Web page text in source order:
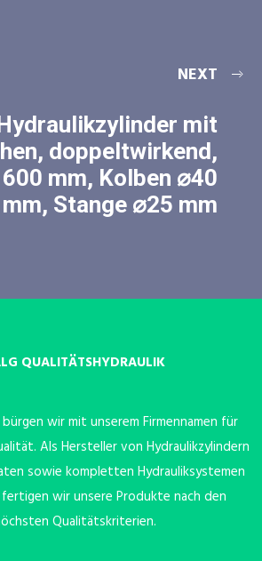
NEXT
mit
doppeltwirkend,
mm, Kolben ⌀40
mm, Stange ⌀25 mm
QUALITÄTSHYDRAULIK
wir mit unserem Firmennamen für
Als Hersteller von Hydraulikzylindern
sowie kompletten Hydrauliksystemen
wir unsere Produkte nach den
Qualitätskriterien.